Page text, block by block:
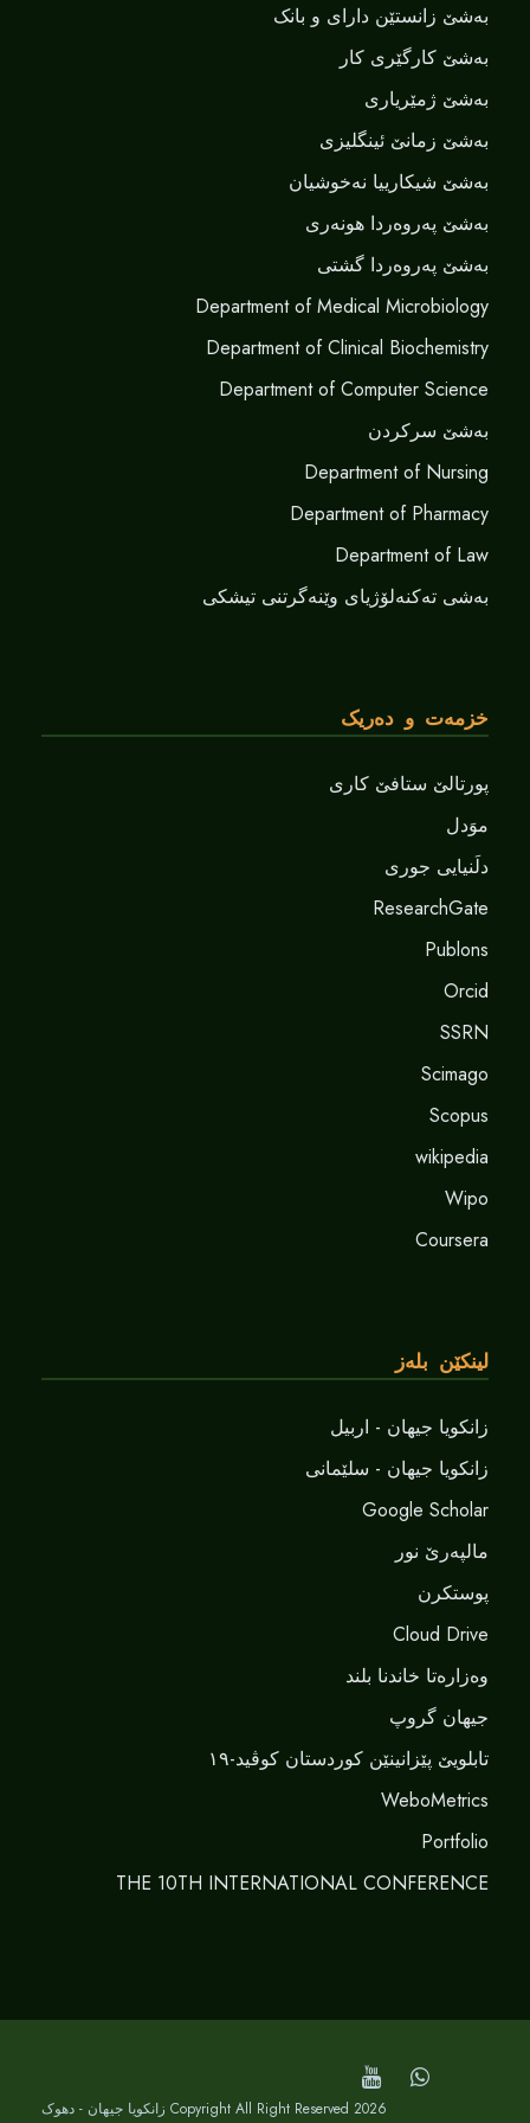
بەشێ زانستێن دارای و بانک
بەشێ کارگێری کار
بەشێ ژمێریاری
بەشێ زمانێ ‌‌ئینگلیزی
بەشێ شیکارییا نەخوشیان
بەشێ پەروەردا هونەری
بەشێ پەروەردا گشتی
Department of Medical Microbiology
Department of Clinical Biochemistry
Department of Computer Science
بەشێ سرکردن
Department of Nursing
Department of Pharmacy
Department of Law
بەشی تەکنەلۆژیای وێنەگرتنی تیشکی
خزمەت و دەریک
پورتالێ ستافێ کاری
موَدل
دلَنيايى جورى
ResearchGate
Publons
Orcid
SSRN
Scimago
Scopus
wikipedia
Wipo
Coursera
لینکێن بلەز
زانکویا جیهان - اربیل
زانکویا جیهان - سلێمانی
Google Scholar
مالپەرێ نور
پوستکرن
Cloud Drive
وەزارەتا خاندنا بلند
جیهان گروپ
تابلویێ پێزانینێن کوردستان کوڤید-١٩
WeboMetrics
Portfolio
THE 10TH INTERNATIONAL CONFERENCE
Copyright All Right Reserved 2026 زانکویا جیهان - دهوک